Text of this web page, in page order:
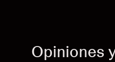
Opiniones